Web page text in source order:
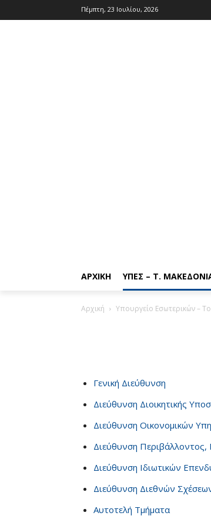
Πέμπτη, 23 Ιουλίου, 2026
ΑΡΧΙΚΉ ΥΠΕΣ – Τ.
Αρχική Υπουργείο Εσωτερικών –
Γενική Διεύθυνση
Διεύθυνση Διοικητικής
Διεύθυνση Οικονομικών
Διεύθυνση Περιβάλλοντος,
Διεύθυνση Ιδιωτικών
Διεύθυνση Διεθνών
Αυτοτελή Τμήματα